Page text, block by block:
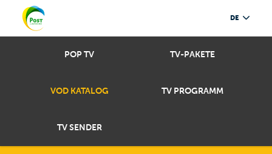
DE
POP TV TV-PAKETE
VOD KATALOG TV PROGRAMM
TV SENDER